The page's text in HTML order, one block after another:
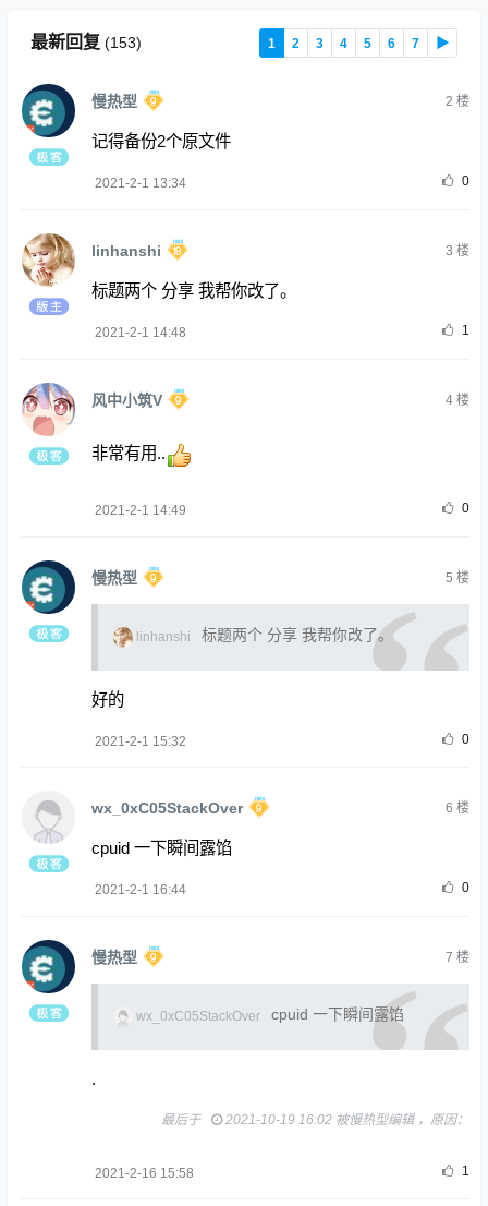
最新回复 (153) 1 2 3 4 5 6 7 ▶
慢热型 2 楼
记得备份2个原文件
2021-2-1 13:34 0
linhanshi 3 楼
标题两个 分享 我帮你改了。
2021-2-1 14:48 1
风中小筑V 4楼
非常有用..
2021-2-1 14:49 0
慢热型 5 楼
linhanshi 标题两个 分享 我帮你改了。
好的
2021-2-1 15:32 0
wx_0xC05StackOver 6 楼
cpuid 一下瞬间露馅
2021-2-1 16:44 0
慢热型 7 楼
wx_0xC05StackOver cpuid 一下瞬间露馅
.
最后于 2021-10-19 16:02 被慢热型编辑 ，原因：
2021-2-16 15:58 1